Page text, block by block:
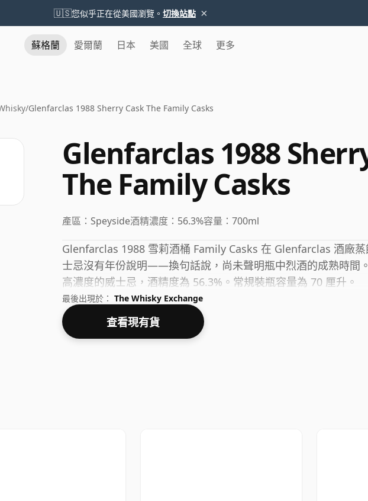
🇺🇸您似乎正在從美國瀏覽。 切換站點 ×
蘇格蘭 愛爾蘭 日本 美國 全球 更多
/Glenfarclas 1988 Sherry Cask The Family Casks
Glenfarclas 1988
The Family Casks
產區： Speyside酒精濃度： 56.3%容量： 700ml
Glenfarclas 1988 雪莉酒桶 Family Casks 在 Glenfarclas 酒廠
士忌沒有年份說明——換句話說，尚未聲明瓶中烈酒的成熟時間
高濃度的威士忌，酒精度為 56.3%。常規裝瓶容量為 70 厘升。
最後出現於： The Whisky Exchange
查看現有貨